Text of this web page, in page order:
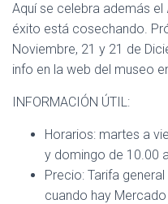
Aquí se celebra además el
éxito está cosechando.
Noviembre, 21 y 21 de
info en la web del museo
INFORMACIÓN ÚTIL:
Horarios: martes a
y domingo de 10.00
Precio: Tarifa
cuando hay